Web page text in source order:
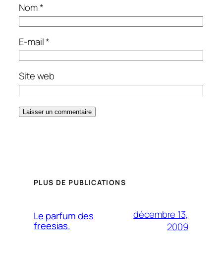
Nom*
E-mail*
Site web
PLUS DE PUBLICATIONS
Le parfum des
freesias.
décembre 13,
2009